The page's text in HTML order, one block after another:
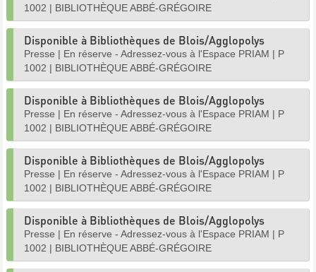
1002 | BIBLIOTHÈQUE ABBÉ-GRÉGOIRE
Disponible à Bibliothèques de Blois/Agglopolys
Presse | En réserve - Adressez-vous à l'Espace PRIAM | P
1002 | BIBLIOTHÈQUE ABBÉ-GRÉGOIRE
Disponible à Bibliothèques de Blois/Agglopolys
Presse | En réserve - Adressez-vous à l'Espace PRIAM | P
1002 | BIBLIOTHÈQUE ABBÉ-GRÉGOIRE
Disponible à Bibliothèques de Blois/Agglopolys
Presse | En réserve - Adressez-vous à l'Espace PRIAM | P
1002 | BIBLIOTHÈQUE ABBÉ-GRÉGOIRE
Disponible à Bibliothèques de Blois/Agglopolys
Presse | En réserve - Adressez-vous à l'Espace PRIAM | P
1002 | BIBLIOTHÈQUE ABBÉ-GRÉGOIRE